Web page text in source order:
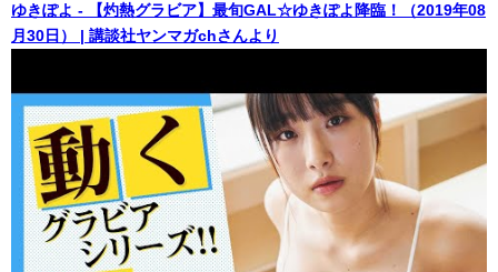
ゆきぽよ - 【灼熱グラビア】最旬GAL☆ゆきぽよ降臨！（2019年08
月30日） | 講談社ヤンマガchさんより